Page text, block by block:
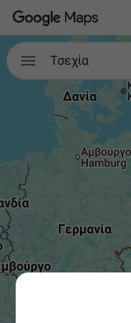
 Τσεχία